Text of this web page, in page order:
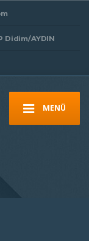
Didim/AYDIN
MENÜ